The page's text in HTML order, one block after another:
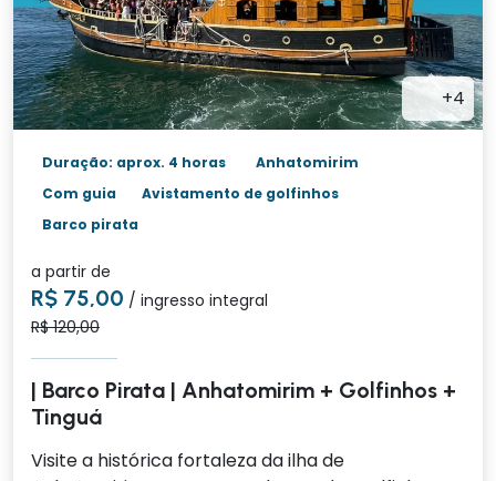
+4
Duração: aprox. 4 horas
Anhatomirim
Com guia
Avistamento de golfinhos
Barco pirata
a partir de
R$ 75,00 / ingresso integral
R$ 120,00
| Barco Pirata | Anhatomirim + Golfinhos +
Tinguá
Visite a histórica fortaleza da ilha de